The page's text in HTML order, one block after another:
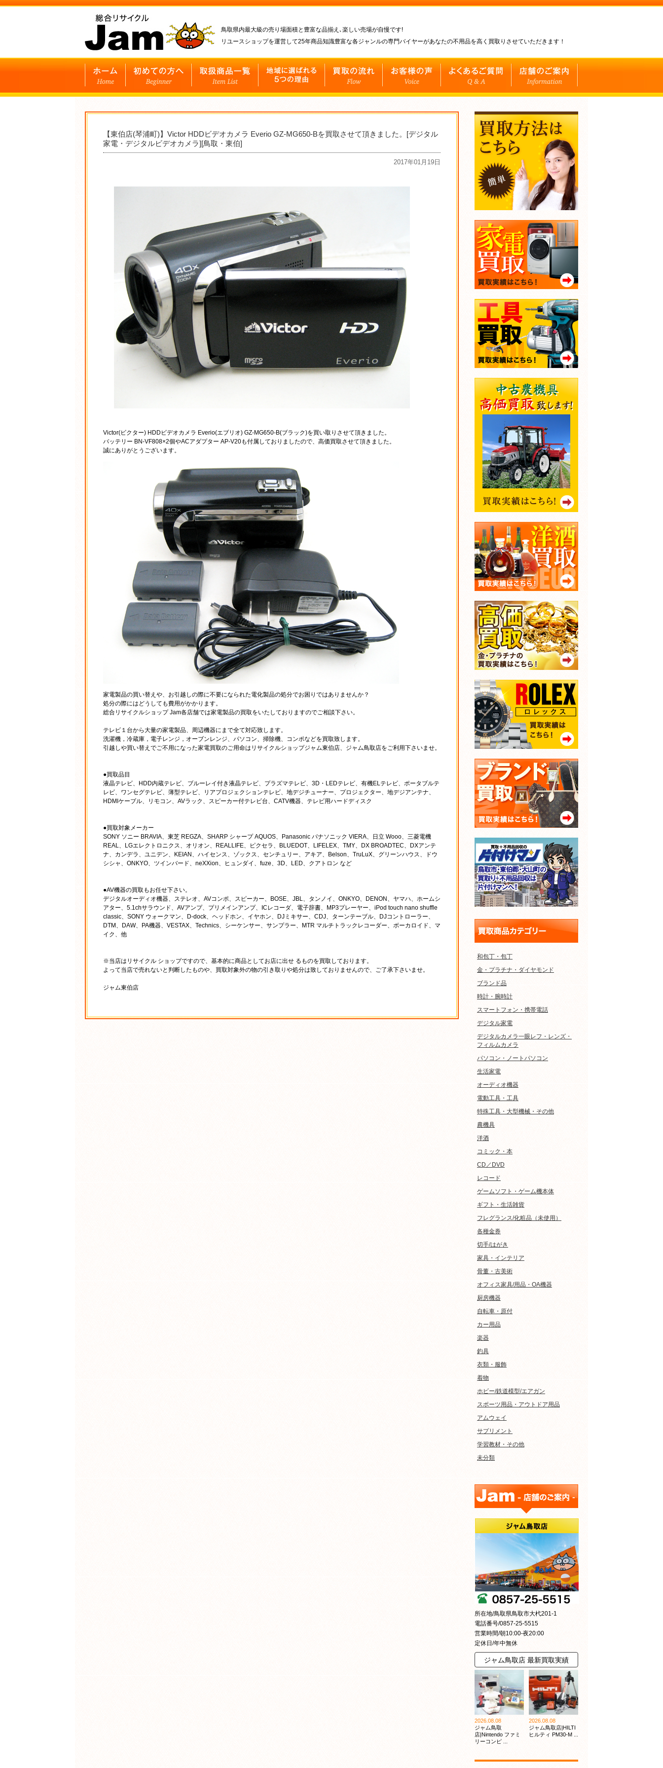
鳥取県内最大級の売り場面積と豊富な品揃え､楽しい売場が自慢です!
リユースショップを運営して25年商品知識豊富な各ジャンルの専門バイヤーがあなたの不用品を高く買取りさせていただきます！
【東伯店(琴浦町)】Victor HDDビデオカメラ Everio GZ-MG650-Bを買取させて頂きました。[デジタル
家電・デジタルビデオカメラ][鳥取・東伯]
2017年01月19日
Victor(ビクター) HDDビデオカメラ Everio(エブリオ) GZ-MG650-B(ブラック)を買い取りさせて頂きました。
バッテリー BN-VF808×2個やACアダプター AP-V20も付属しておりましたので、高価買取させて頂きました。
誠にありがとうございます。
家電製品の買い替えや、お引越しの際に不要になられた電化製品の処分でお困りではありませんか？
処分の際にはどうしても費用がかかります。
総合リサイクルショップ Jam各店舗では家電製品の買取をいたしておりますのでご相談下さい。
テレビ１台から大量の家電製品、周辺機器にまで全て対応致します。
洗濯機，冷蔵庫，電子レンジ，オーブンレンジ、パソコン、掃除機、コンポなどを買取致します。
引越しや買い替えでご不用になった家電買取のご用命はリサイクルショップジャム東伯店、ジャム鳥取店をご利用下さいませ。
●買取品目
液晶テレビ、HDD内蔵テレビ、ブルーレイ付き液晶テレビ、プラズマテレビ、3D・LEDテレビ、有機ELテレビ、ポータブルテ
レビ、ワンセグテレビ、薄型テレビ、リアプロジェクションテレビ、地デジチューナー、プロジェクター、地デジアンテナ、
HDMIケーブル、リモコン、AVラック、スピーカー付テレビ台、CATV機器、テレビ用ハードディスク
●買取対象メーカー
SONY ソニー BRAVIA、東芝 REGZA、SHARP シャープ AQUOS、Panasonic パナソニック VIERA、日立 Wooo、三菱電機
REAL、LGエレクトロニクス、オリオン、REALLIFE、ピクセラ、BLUEDOT、LIFELEX、TMY、DX BROADTEC、DXアンテ
ナ、カンデラ、ユニデン、KEIAN、ハイセンス、ゾックス、センチュリー、アキア、Belson、TruLuX、グリーンハウス、ドウ
シシャ、ONKYO、ツインバード、neXXion、ヒュンダイ、fuze、3D、LED、クアトロン など
●AV機器の買取もお任せ下さい。
デジタルオーディオ機器、ステレオ、AVコンポ、スピーカー、BOSE、JBL、タンノイ、ONKYO、DENON、ヤマハ、ホームシ
アター、5.1chサラウンド、AVアンプ、プリメインアンプ、ICレコーダ、電子辞書、MP3プレーヤー、iPod touch nano shuffle
classic、SONY ウォークマン、D-dock、ヘッドホン、イヤホン、DJミキサー、CDJ、ターンテーブル、DJコントローラー、
DTM、DAW、PA機器、VESTAX、Technics、シーケンサー、サンプラー、MTR マルチトラックレコーダー、ボーカロイド、マ
イク、他
※当店はリサイクル ショップですので、基本的に商品としてお店に出せ るものを買取しております。
よって当店で売れないと判断したものや、買取対象外の物の引き取りや処分は致しておりませんので、ご了承下さいませ。
ジャム東伯店
和包丁・包丁
金・プラチナ・ダイヤモンド
ブランド品
時計・腕時計
スマートフォン・携帯電話
デジタル家電
デジタルカメラ一眼レフ・レンズ・
フィルムカメラ
パソコン・ノートパソコン
生活家電
オーディオ機器
電動工具・工具
特殊工具・大型機械・その他
農機具
洋酒
コミック・本
CD／DVD
レコード
ゲームソフト・ゲーム機本体
ギフト・生活雑貨
フレグランス/化粧品（未使用）
各種金券
切手/はがき
家具・インテリア
骨董・古美術
オフィス家具/用品・OA機器
厨房機器
自転車・原付
カー用品
楽器
釣具
衣類・服飾
着物
ホビー/鉄道模型/エアガン
スポーツ用品・アウトドア用品
アムウェイ
サプリメント
学習教材・その他
未分類
所在地/鳥取県鳥取市大杙201-1
電話番号/0857-25-5515
営業時間/朝10:00-夜20:00
定休日/年中無休
ジャム鳥取店 最新買取実績
2026.08.08
ジャム鳥取
店|Nintendo ファミ
リーコンピ ...
2026.08.08
ジャム鳥取店|HILTI
ヒルティ PM30-M ...